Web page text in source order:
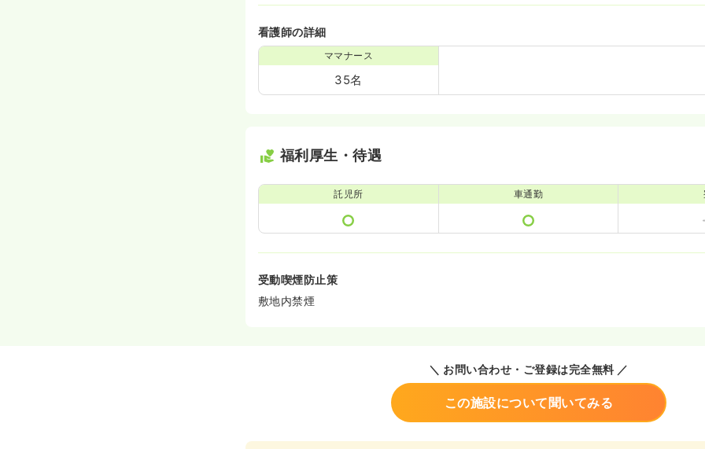
看護師の詳細
ママナース
35名
福利厚生・待遇
託児所 車通勤
受動喫煙防止策
敷地内禁煙
＼ お問い合わせ・ご登録は完全無料 ／
この施設について聞いてみる